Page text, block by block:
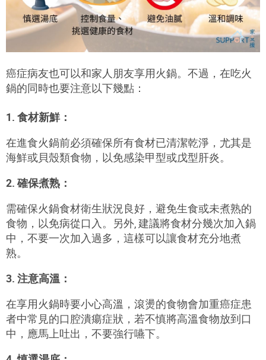
癌症病友也可以和家人朋友享用火鍋。不過，在吃火
鍋的同時也要注意以下幾點：
1. 食材新鮮：
在進食火鍋前必須確保所有食材已清潔乾淨，尤其是
海鮮或貝殼類食物，以免感染甲型或戊型肝炎。
2. 確保煮熟：
需確保火鍋食材衛生狀況良好，避免生食或未煮熟的
食物，以免病從口入。另外, 建議將食材分幾次加入鍋
中，不要一次加入過多，這樣可以讓食材充分地煮
熟。
3. 注意高溫：
在享用火鍋時要小心高溫，滾燙的食物會加重癌症患
者中常見的口腔潰瘍症狀，若不慎將高溫食物放到口
中，應馬上吐出，不要強行嚥下。